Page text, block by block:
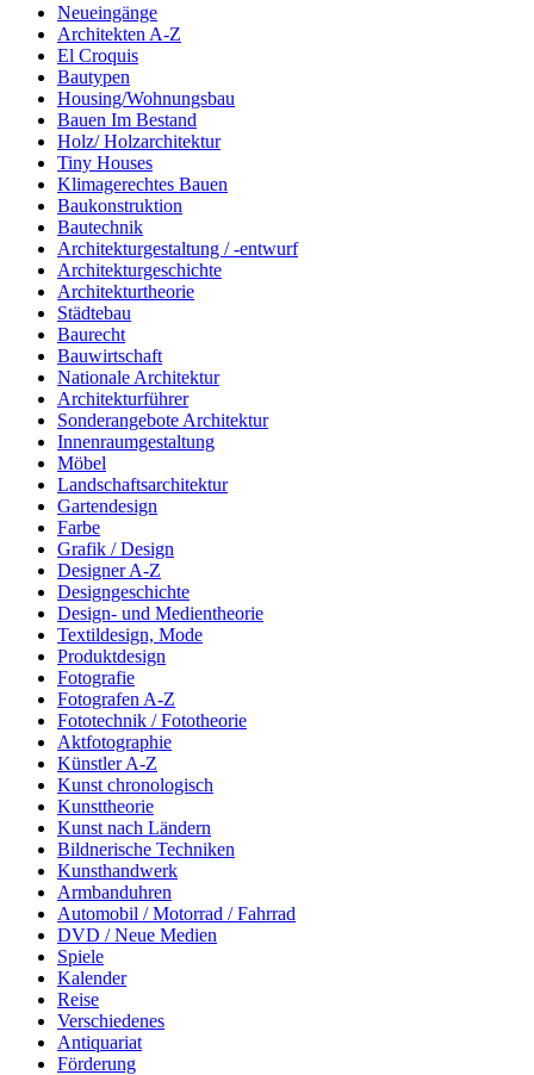
Neueingänge
Architekten A-Z
El Croquis
Bautypen
Housing/Wohnungsbau
Bauen Im Bestand
Holz/ Holzarchitektur
Tiny Houses
Klimagerechtes Bauen
Baukonstruktion
Bautechnik
Architekturgestaltung / -entwurf
Architekturgeschichte
Architekturtheorie
Städtebau
Baurecht
Bauwirtschaft
Nationale Architektur
Architekturführer
Sonderangebote Architektur
Innenraumgestaltung
Möbel
Landschaftsarchitektur
Gartendesign
Farbe
Grafik / Design
Designer A-Z
Designgeschichte
Design- und Medientheorie
Textildesign, Mode
Produktdesign
Fotografie
Fotografen A-Z
Fototechnik / Fototheorie
Aktfotographie
Künstler A-Z
Kunst chronologisch
Kunsttheorie
Kunst nach Ländern
Bildnerische Techniken
Kunsthandwerk
Armbanduhren
Automobil / Motorrad / Fahrrad
DVD / Neue Medien
Spiele
Kalender
Reise
Verschiedenes
Antiquariat
Förderung